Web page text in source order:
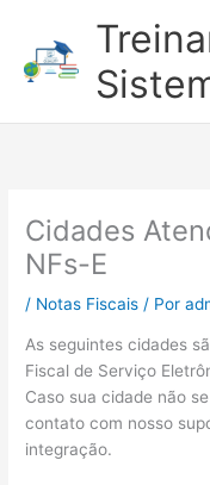
Cidades
NFs-E
/ Notas Fiscais / Por
As seguintes cidades
Fiscal de Serviço
Caso sua cidade não
contato com nosso
integração.